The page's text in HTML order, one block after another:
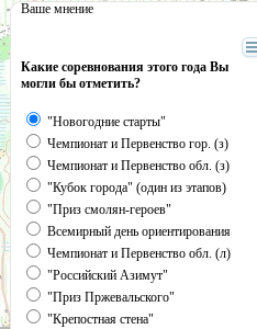
Ваше мнение
Какие соревнования этого года Вы
могли бы отметить?
"Новогодние старты"
Чемпионат и Первенство гор. (з)
Чемпионат и Первенство обл. (з)
"Кубок города" (один из этапов)
"Приз смолян-героев"
Всемирный день ориентирования
Чемпионат и Первенство обл. (л)
"Российский Азимут"
"Приз Пржевальского"
"Крепостная стена"